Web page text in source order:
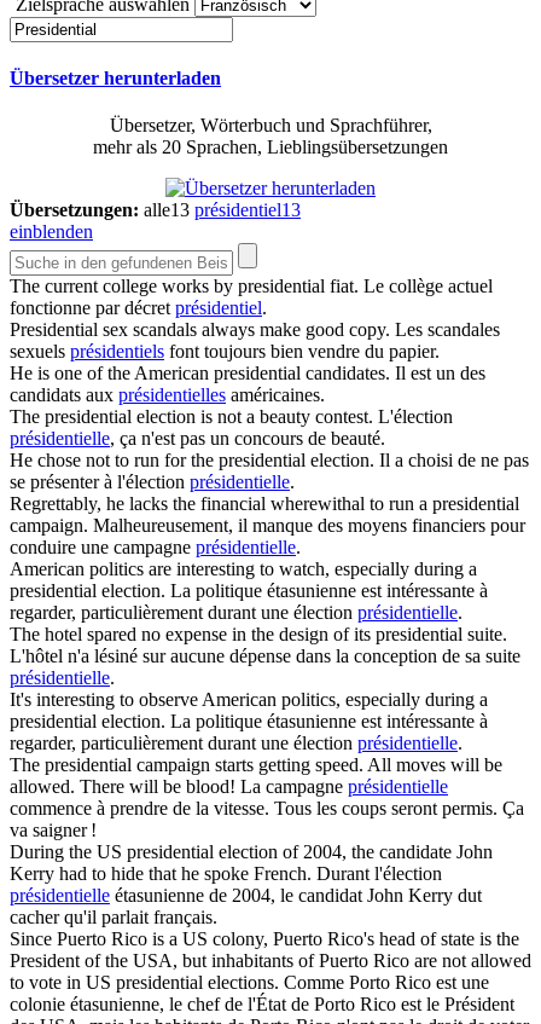
Übersetzer herunterladen
Übersetzer, Wörterbuch und Sprachführer,
mehr als 20 Sprachen, Lieblingsübersetzungen
Übersetzungen: alle13 présidentiel13
einblenden
The current college works by presidential fiat. Le collège actuel
fonctionne par décretprésidentiel.
Presidential sex scandals always make good copy. Les scandales
sexuels présidentiels font toujours bien vendre du papier.
He is one of the American presidential candidates. Il est un des
candidats aux présidentielles américaines.
The presidential election is not a beauty contest. L'élection
présidentielle, ça n'est pas un concours de beauté.
He chose not to run for the presidential election. Il a choisi de ne pas
se présenter à l'élection présidentielle.
Regrettably, he lacks the financial wherewithal to run a presidential
campaign. Malheureusement, il manque des moyens financiers pour
conduire une campagne présidentielle.
American politics are interesting to watch, especially during a
presidential election. La politique étasunienne est intéressante à
regarder, particulièrement durant une élection présidentielle.
The hotel spared no expense in the design of its presidential suite.
L'hôtel n'a lésiné sur aucune dépense dans la conception de sa suite
présidentielle.
It's interesting to observe American politics, especially during a
presidential election. La politique étasunienne est intéressante à
regarder, particulièrement durant une élection présidentielle.
The presidential campaign starts getting speed. All moves will be
allowed. There will be blood! La campagne présidentielle
commence à prendre de la vitesse. Tous les coups seront permis. Ça
va saigner !
During the US presidential election of 2004, the candidate John
Kerry had to hide that he spoke French. Durant l'élection
présidentielle étasunienne de 2004, le candidat John Kerry dut
cacher qu'il parlait français.
Since Puerto Rico is a US colony, Puerto Rico's head of state is the
President of the USA, but inhabitants of Puerto Rico are not allowed
to vote in US presidential elections. Comme Porto Rico est une
colonie étasunienne, le chef de l'État de Porto Rico est le Président